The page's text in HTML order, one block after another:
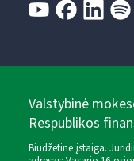
Valstybinė
Respublikos
Biudžetinė įstaiga.